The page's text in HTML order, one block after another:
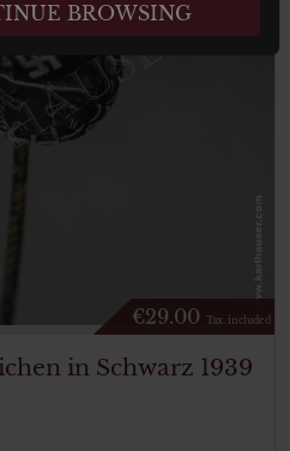
€29.00 Tax. included
in Schwarz 1939
BROWSING